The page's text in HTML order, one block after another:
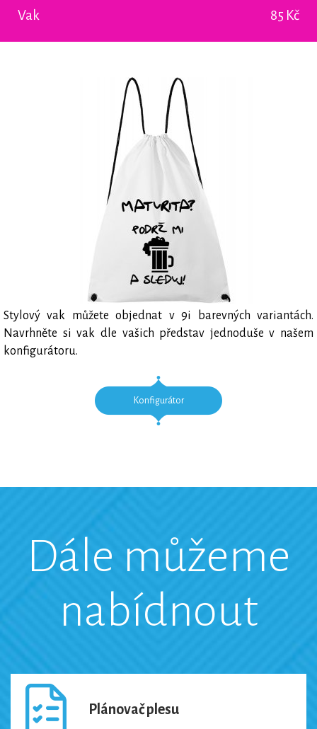
Vak 85 Kč
Stylový vak můžete objednat v 9i barevných variantách.
Navrhněte si vak dle vašich představ jednoduše v našem
konfigurátoru.
Konfigurátor
Dále můžeme
nabídnout
Plánovač plesu